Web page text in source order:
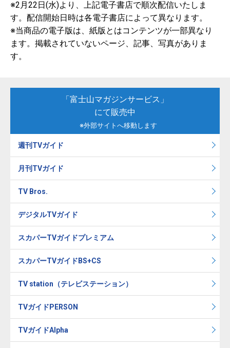
※2月22日(水)より、上記電子書店で順次配信いたしま
す。配信開始日時は各電子書店によって異なります。
※当商品の電子版は、紙版とはコンテンツが一部異なり
ます。掲載されていないページ、記事、写真がありま
す。
「富士山マガジンサービス」
にて販売中
※外部サイトへ移動します
週刊TVガイド
月刊TVガイド
TV Bros.
デジタルTVガイド
スカパーTVガイドプレミアム
スカパーTVガイドBS+CS
TV station（テレビステーション）
TVガイドPERSON
TVガイドAlpha